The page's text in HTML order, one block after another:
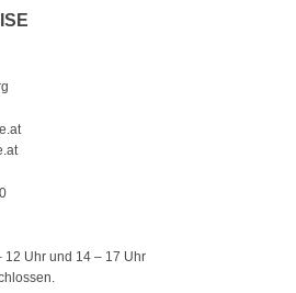
12 Uhr und 14 – 17 Uhr